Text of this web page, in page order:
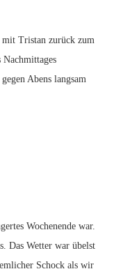
Tristan zurück zum
Abens langsam
Wochenende war.
Das Wetter war übelst
Schock als wir